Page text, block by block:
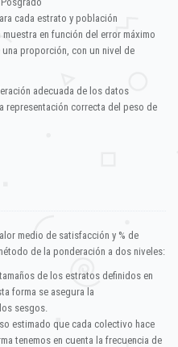
cada estrato y población
en función del error máximo
proporción, con un nivel de
adecuada de los datos
representación correcta del peso de
medio de satisfacción y % de
de la ponderación a dos niveles:
de los estratos definidos en
forma se asegura la
sesgos.
estimado que cada colectivo hace
tenemos en cuenta la frecuencia de